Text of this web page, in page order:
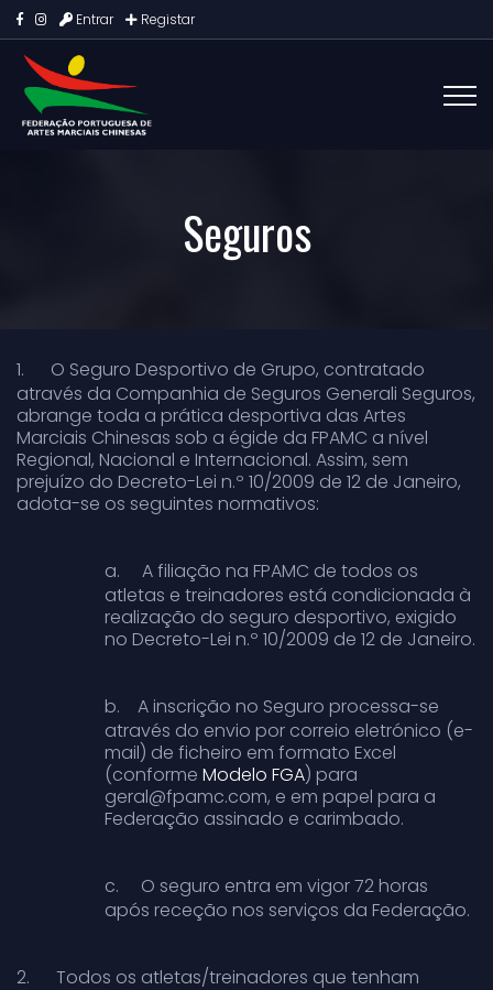
Entrar Registar
Seguros
1.
O Seguro Desportivo de Grupo, contratado
através da Companhia de Seguros Generali Seguros,
abrange toda a prática desportiva das Artes
Marciais Chinesas sob a égide da FPAMC a nível
Regional, Nacional e Internacional. Assim, sem
prejuízo do Decreto-Lei n.º 10/2009 de 12 de Janeiro,
adota-se os seguintes normativos:
a.
A filiação na FPAMC de todos os
atletas e treinadores está condicionada à
realização do seguro desportivo, exigido
no Decreto-Lei n.º 10/2009 de 12 de Janeiro.
b.
A inscrição no Seguro processa-se
através do envio por correio eletrónico (e-
mail) de ficheiro em formato Excel
(conforme Modelo FGA) para
geral@fpamc.com, e em papel para a
Federação assinado e carimbado.
c.
O seguro entra em vigor 72 horas
após receção nos serviços da Federação.
2.
Todos os atletas/treinadores que tenham